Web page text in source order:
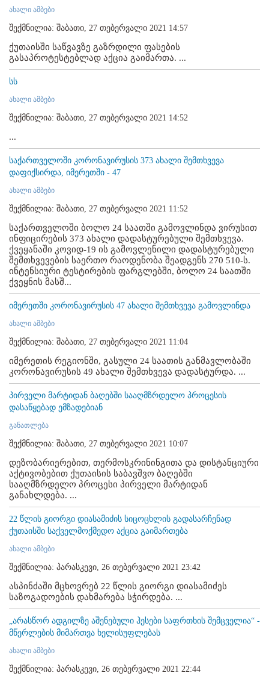
ახალი ამბები
შექმნილია: შაბათი, 27 თებერვალი 2021 14:57
ქუთაისში საწვავზე გაზრდილი ფასების
გასაპროტესტებლად აქცია გაიმართა. ...
სს
ახალი ამბები
შექმნილია: შაბათი, 27 თებერვალი 2021 14:52
...
საქართველოში კორონავირუსის 373 ახალი შემთხვევა
დაფიქსირდა, იმერეთში - 47
ახალი ამბები
შექმნილია: შაბათი, 27 თებერვალი 2021 11:52
საქართველოში ბოლო 24 საათში გამოვლინდა ვირუსით
ინფიცირების 373 ახალი დადასტურებული შემთხვევა.
ქვეყანაში კოვიდ-19 ის გამოვლენილი დადასტურებული
შემთხვევების საერთო რაოდენობა შეადგენს 270 510-ს.
ინტენსიური ტესტირების ფარგლებში, ბოლო 24 საათში
ქვეყნის მასშ...
იმერეთში კორონავირუსის 47 ახალი შემთხვევა გამოვლინდა
ახალი ამბები
შექმნილია: შაბათი, 27 თებერვალი 2021 11:04
იმერეთის რეგიონში, გასული 24 საათის განმავლობაში
კორონავირუსის 49 ახალი შემთხვევა დადასტურდა. ...
პირველი მარტიდან ბაღებში სააღმზრდელო პროცესის
დასაწყებად ემზადებიან
განათლება
შექმნილია: შაბათი, 27 თებერვალი 2021 10:07
დეზობარიერებით, თერმოსკრინინგითა და დისტანციური
აქტივობებით ქუთაისის საბავშვო ბაღებში
სააღმზრდელო პროცესი პირველი მარტიდან
განახლდება. ...
22 წლის გიორგი დიასამიძის სიცოცხლის გადასარჩენად
ქუთაისში საქველმოქმედო აქცია გაიმართება
ახალი ამბები
შექმნილია: პარასკევი, 26 თებერვალი 2021 23:42
ასპინძაში მცხოვრებ 22 წლის გიორგი დიასამიძეს
საზოგადოების დახმარება სჭირდება. ...
„არასწორ ადგილზე აშენებული ჰესები საფრთხის შემცველია“ -
მწერლების მიმართვა ხელისუფლებას
ახალი ამბები
შექმნილია: პარასკევი, 26 თებერვალი 2021 22:44